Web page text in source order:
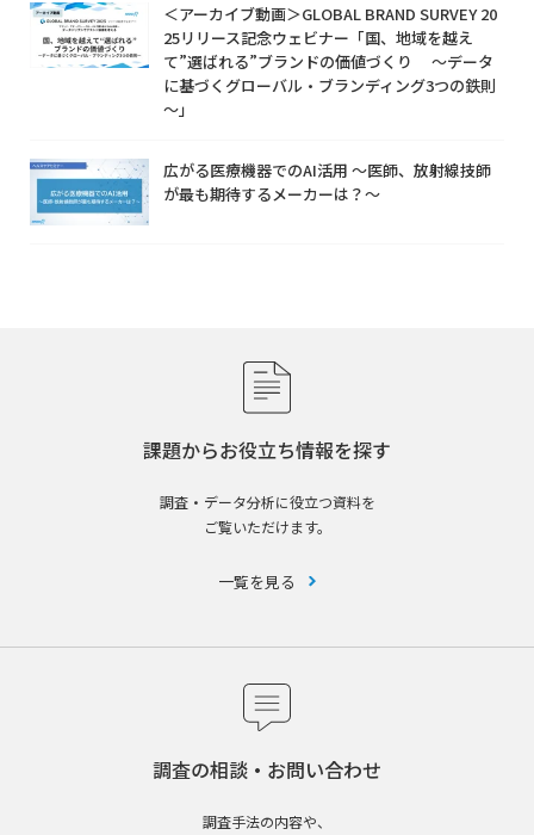
＜アーカイブ動画＞GLOBAL BRAND SURVEY 20
25リリース記念ウェビナー「国、地域を越え
て”選ばれる”ブランドの価値づくり ～データ
に基づくグローバル・ブランディング3つの鉄則
～」
広がる医療機器でのAI活用 ～医師、放射線技師
が最も期待するメーカーは？～
課題からお役立ち情報を探す
調査・データ分析に役立つ資料を
ご覧いただけます。
一覧を見る
調査の相談・お問い合わせ
調査手法の内容や、